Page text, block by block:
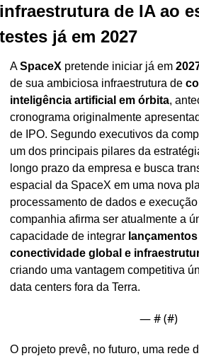
infraestrutura de IA ao
testes já em 2027
A SpaceX pretende iniciar já em
de sua ambiciosa infraestrutura de
inteligência artificial em órbita,
cronograma originalmente
de IPO. Segundo executivos da
um dos principais pilares da
longo prazo da empresa e busca
espacial da SpaceX em uma nova
processamento de dados e
companhia afirma ser atualmente a
capacidade de integrar
conectividade global e
criando uma vantagem competitiva
data centers fora da Terra.
— # (#)
O projeto prevê, no futuro, uma rede